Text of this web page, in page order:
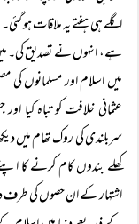
اگلے ہی ہفتے یہ ملاقات ہو
ہے، انہوں نے تصدیق کی۔
میں اسلام اور مسلمانوں
عثمانی خلافت کو تباہ کیا
سربلندی کی روک تھام میں
کھلے بندوں کام کرنے کا
اشتہار کے ان حصوں کی طرف